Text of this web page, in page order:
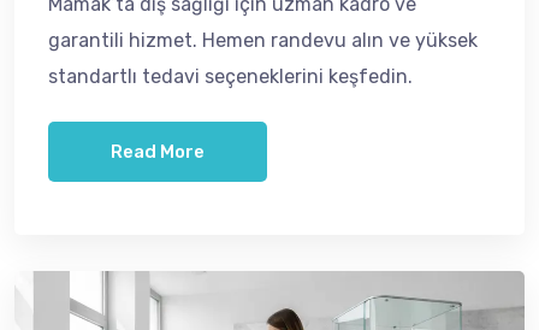
garantili hizmet. Hemen randevu alın ve yüksek
standartlı tedavi seçeneklerini keşfedin.
Read More